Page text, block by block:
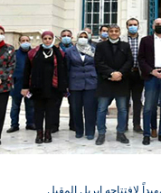
لافتتاحه ابريل المقبل